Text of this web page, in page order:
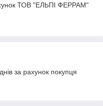
ТОВ "ЕЛЬПІ ФЕРРАМ"
за рахунок покупця